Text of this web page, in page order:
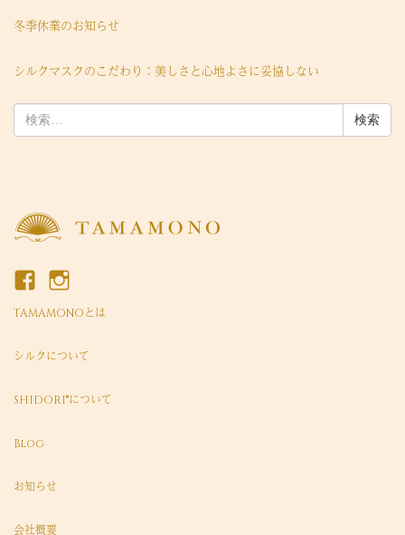
冬季休業のお知らせ
シルクマスクのこだわり：美しさと心地よさに妥協しない
索:
TAMAMONOとは
シルクについて
SHIDORI®について
Blog
お知らせ
会社概要